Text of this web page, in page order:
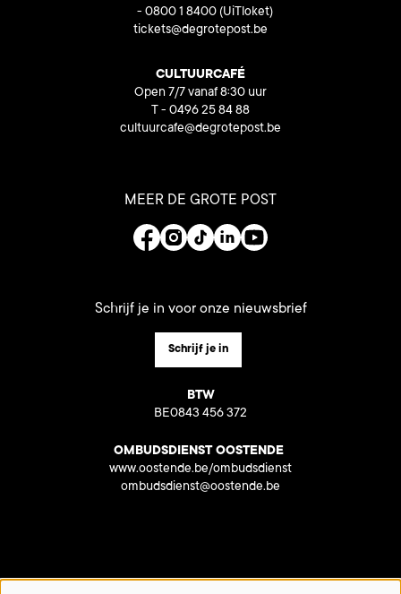
- 0800 1 8400 (UiTloket)
tickets@degrotepost.be
CULTUURCAFÉ
Open 7/7 vanaf 8:30 uur
T - 0496 25 84 88
cultuurcafe@degrotepost.be
MEER DE GROTE POST
Schrijf je in voor onze nieuwsbrief
Schrijf je in
BTW
BE0843 456 372
OMBUDSDIENST OOSTENDE
www.oostende.be/ombudsdienst
ombudsdienst@oostende.be